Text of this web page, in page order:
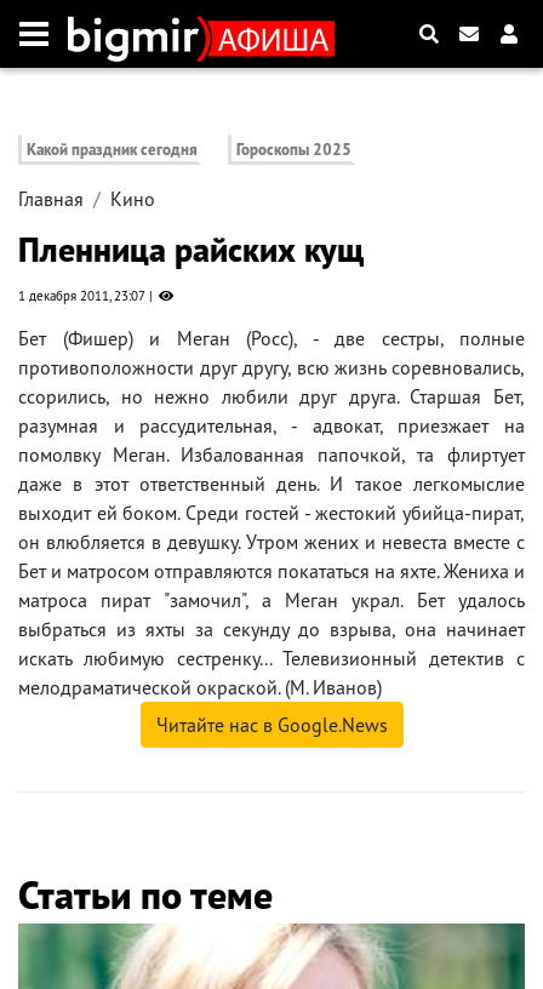
Какой праздник сегодня Гороскопы 2025
Главная Кино
Пленница райских кущ
1 декабря 2011, 23:07
Бет (Фишер) и Меган (Росс), - две сестры, полные
противоположности друг другу, всю жизнь соревновались,
ссорились, но нежно любили друг друга. Старшая Бет,
разумная и рассудительная, - адвокат, приезжает на
помолвку Меган. Избалованная папочкой, та флиртует
даже в этот ответственный день. И такое легкомыслие
выходит ей боком. Среди гостей - жестокий убийца-пират,
он влюбляется в девушку. Утром жених и невеста вместе с
Бет и матросом отправляются покататься на яхте. Жениха и
матроса пират "замочил", а Меган украл. Бет удалось
выбраться из яхты за секунду до взрыва, она начинает
искать любимую сестренку... Телевизионный детектив с
мелодраматической окраской. (М. Иванов)
Читайте нас в Google.News
Статьи по теме